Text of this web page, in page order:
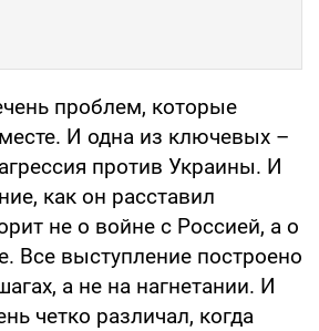
проблем, которые
И одна из ключевых –
против Украины. И
как он расставил
не о войне с Россией, а о
Все выступление построено
а не на нагнетании. И
четко различал, когда